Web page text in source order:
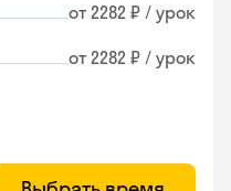
от 2282 ₽ / урок
от 2282 ₽ / урок